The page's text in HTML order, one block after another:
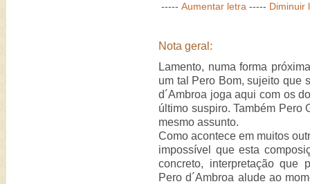
----- Aumentar letra ----- Diminuir
Nota geral:
Lamento, numa forma
um tal Pero Bom, sujeito que
d´Ambroa joga aqui com os
último suspiro. Também Pero
mesmo assunto.
Como acontece em muitos
impossível que esta
concreto, interpretação que
Pero d´Ambroa alude ao